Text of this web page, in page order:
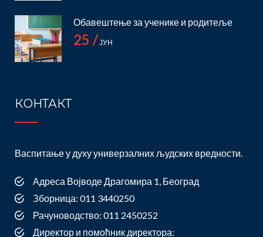
Обавештење за ученике и родитеље
25 /ЈУН
КОНТАКТ
Васпитање у духу универзалних људских вредности.
Адреса Војводе Драгомира 1, Београд
Зборница: 011 3440250
Рачуноводство: 011 2450252
Директор и помоћник директора: